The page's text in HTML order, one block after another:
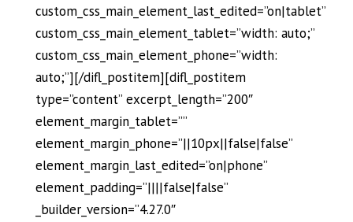
custom_css_main_element_last_edited=”on|tablet”
custom_css_main_element_tablet=”width: auto;”
custom_css_main_element_phone=”width:
auto;”][/difl_postitem][difl_postitem
type=”content” excerpt_length=”200″
element_margin_tablet=””
element_margin_phone=”||10px||false|false”
element_margin_last_edited=”on|phone”
element_padding=”||||false|false”
_builder_version=”4.27.0″